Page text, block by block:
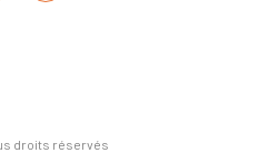
droits réservés